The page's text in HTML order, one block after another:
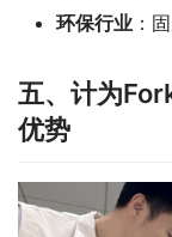
环保行业 ：
五、计为
优势